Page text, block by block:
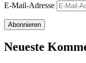
E-Mail-Adresse
Abonnieren
Neueste